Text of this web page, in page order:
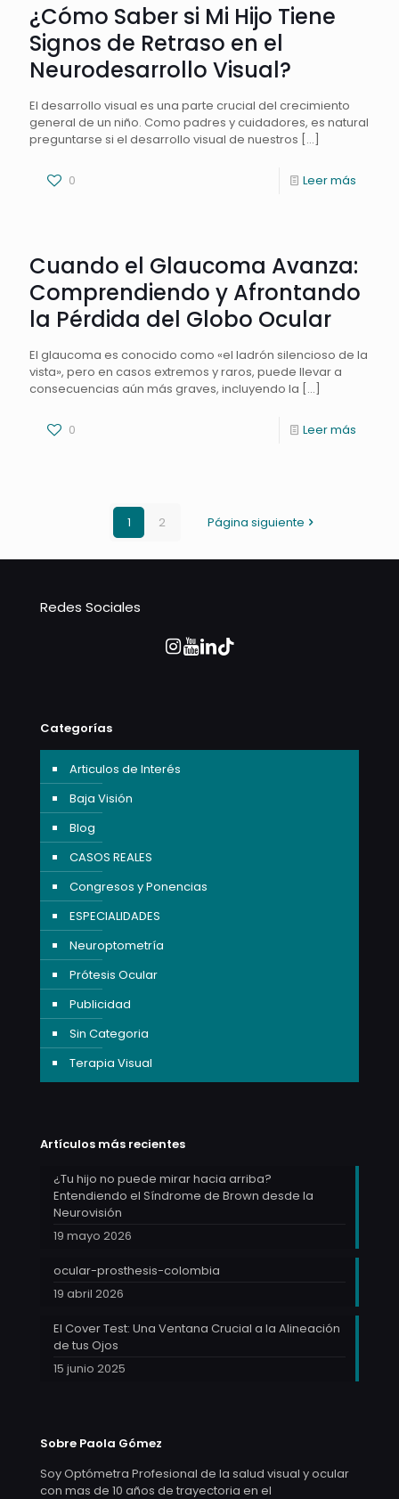
¿Cómo Saber si Mi Hijo Tiene
Signos de Retraso en el
Neurodesarrollo Visual?
El desarrollo visual es una parte crucial del crecimiento
general de un niño. Como padres y cuidadores, es natural
preguntarse si el desarrollo visual de nuestros […]
0 Leer más
Cuando el Glaucoma Avanza:
Comprendiendo y Afrontando
la Pérdida del Globo Ocular
El glaucoma es conocido como «el ladrón silencioso de la
vista», pero en casos extremos y raros, puede llevar a
consecuencias aún más graves, incluyendo la […]
0 Leer más
1 2 Página siguiente
Redes Sociales
Categorías
Articulos de Interés
Baja Visión
Blog
CASOS REALES
Congresos y Ponencias
ESPECIALIDADES
Neuroptometría
Prótesis Ocular
Publicidad
Sin Categoria
Terapia Visual
Artículos más recientes
¿Tu hijo no puede mirar hacia arriba?
Entendiendo el Síndrome de Brown desde la
Neurovisión
19 mayo 2026
ocular-prosthesis-colombia
19 abril 2026
El Cover Test: Una Ventana Crucial a la Alineación
de tus Ojos
15 junio 2025
Sobre Paola Gómez
Soy Optómetra Profesional de la salud visual y ocular
con mas de 10 años de trayectoria en el